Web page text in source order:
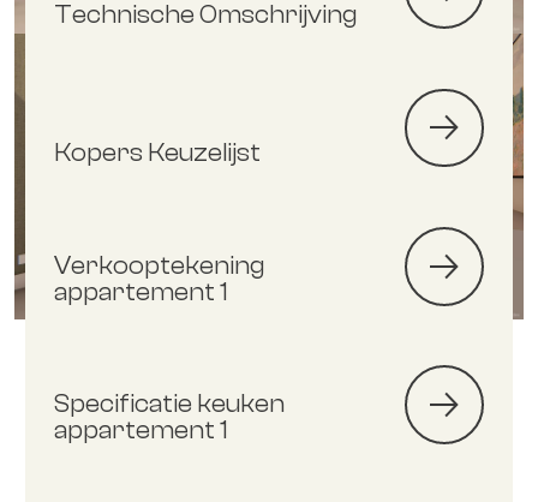
Technische Omschrijving
Kopers Keuzelijst
Verkooptekening
appartement 1
Specificatie keuken
appartement 1